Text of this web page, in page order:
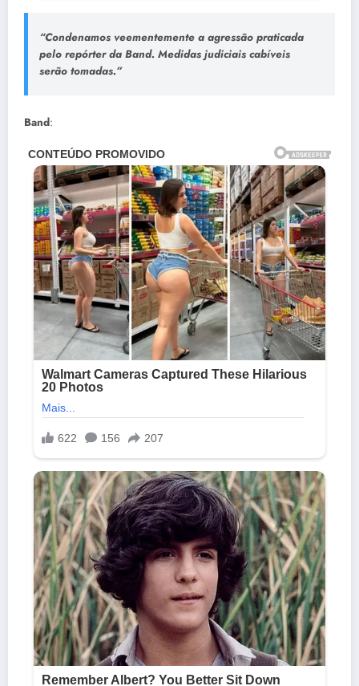
“Condenamos veementemente a agressão praticada
pelo repórter da Band. Medidas judiciais cabíveis
serão tomadas.”
Band: